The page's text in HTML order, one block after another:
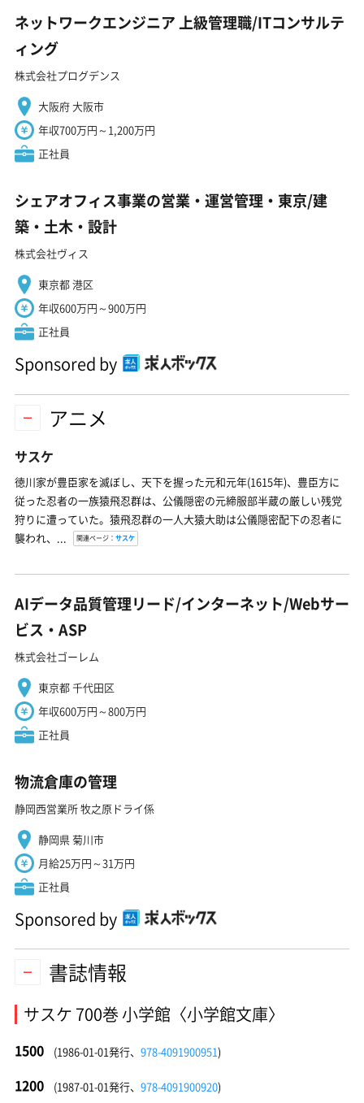
ネットワークエンジニア 上級管理職/ITコンサルテ
ィング
株式会社プログデンス
大阪府 大阪市
年収700万円～1,200万円
正社員
シェアオフィス事業の営業・運営管理・東京/建
築・土木・設計
株式会社ヴィス
東京都 港区
年収600万円～900万円
正社員
Sponsored by
アニメ
サスケ
徳川家が豊臣家を滅ぼし、天下を握った元和元年(1615年)、豊臣方に
従った忍者の一族猿飛忍群は、公儀隠密の元締服部半蔵の厳しい残党
狩りに遭っていた。猿飛忍群の一人大猿大助は公儀隠密配下の忍者に
襲われ、...
関連ページ： サスケ
AIデータ品質管理リード/インターネット/Webサー
ビス・ASP
株式会社ゴーレム
東京都 千代田区
年収600万円～800万円
正社員
物流倉庫の管理
静岡西営業所 牧之原ドライ係
静岡県 菊川市
月給25万円～31万円
正社員
Sponsored by
書誌情報
サスケ 700巻 小学館〈小学館文庫〉
1500 (1986-01-01発行、 978-4091900951)
1200 (1987-01-01発行、 978-4091900920)